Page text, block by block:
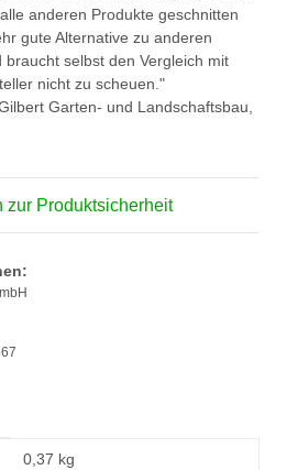
anderen Produkte geschnitten
gute Alternative zu anderen
selbst den Vergleich mit
nicht zu scheuen."
Garten- und Landschaftsbau,
zur Produktsicherheit
0,37 kg